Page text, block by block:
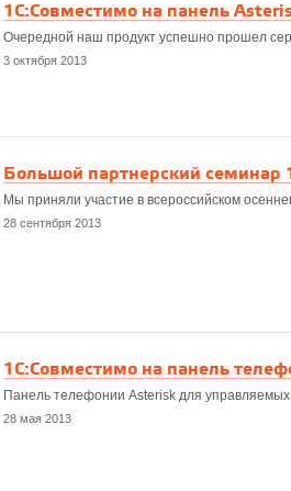
1С:Совместимо на панель
Очередной наш продукт успешно прошел
3 октября 2013
Большой партнерский семинар
Мы приняли участие в всероссийском
28 сентября 2013
1С:Совместимо на панель
Панель телефонии Asterisk для
28 мая 2013